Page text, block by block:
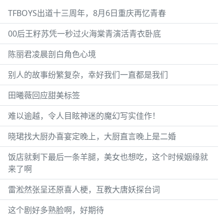
TFBOYS出道十三周年，8月6日重庆再忆青春
00后王籽苏凭一秒过火海棠青演活青衣卧底
陈丽君凌晨剖白角色心境
别人的故事纷繁复杂，幸好我们一直都是我们
田曦薇回应甜美标签
难以逾越，令人目眩神迷的魔幻写实佳作！
晓珺找大厨办喜宴定晚上，大厨直言晚上是二婚
饭店就剩下最后一条羊腿，美女也想吃，这个时候姻缘就
来了啊
雷淞然张呈还原喜人梗，互教大唐妖探台词
这个剧好多熟脸啊，好期待